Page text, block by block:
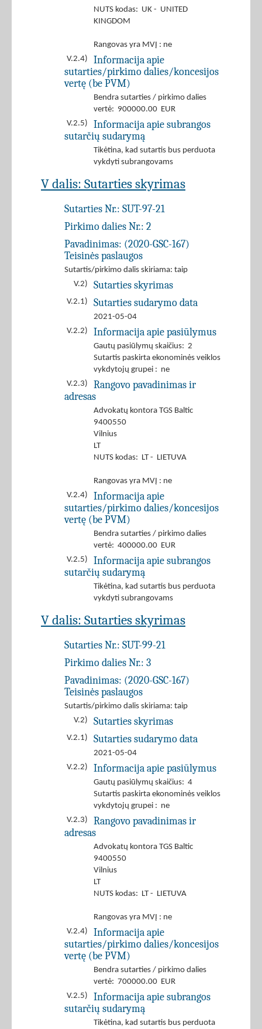
NUTS kodas: UK - UNITED
KINGDOM
Rangovas yra MVĮ : ne
V.2.4)
Informacija apie
sutarties/pirkimo dalies/koncesijos
vertę (be PVM)
Bendra sutarties / pirkimo dalies
vertė: 900000.00 EUR
V.2.5)
Informacija apie subrangos
sutarčių sudarymą
Tikėtina, kad sutartis bus perduota
vykdyti subrangovams
V dalis: Sutarties skyrimas
Sutarties Nr.: SUT-97-21
Pirkimo dalies Nr.: 2
Pavadinimas: (2020-GSC-167)
Teisinės paslaugos
Sutartis/pirkimo dalis skiriama: taip
V.2)
Sutarties skyrimas
V.2.1) Sutarties sudarymo data
2021-05-04
V.2.2)
Informacija apie pasiūlymus
Gautų pasiūlymų skaičius: 2
Sutartis paskirta ekonominės veiklos
vykdytojų grupei : ne
V.2.3)
Rangovo pavadinimas ir
adresas
Advokatų kontora TGS Baltic
9400550
Vilnius
LT
NUTS kodas: LT - LIETUVA
Rangovas yra MVĮ : ne
V.2.4)
Informacija apie
sutarties/pirkimo dalies/koncesijos
vertę (be PVM)
Bendra sutarties / pirkimo dalies
vertė: 400000.00 EUR
V.2.5)
Informacija apie subrangos
sutarčių sudarymą
Tikėtina, kad sutartis bus perduota
vykdyti subrangovams
V dalis: Sutarties skyrimas
Sutarties Nr.: SUT-99-21
Pirkimo dalies Nr.: 3
Pavadinimas: (2020-GSC-167)
Teisinės paslaugos
Sutartis/pirkimo dalis skiriama: taip
V.2)
Sutarties skyrimas
V.2.1) Sutarties sudarymo data
2021-05-04
V.2.2)
Informacija apie pasiūlymus
Gautų pasiūlymų skaičius: 4
Sutartis paskirta ekonominės veiklos
vykdytojų grupei : ne
V.2.3)
Rangovo pavadinimas ir
adresas
Advokatų kontora TGS Baltic
9400550
Vilnius
LT
NUTS kodas: LT - LIETUVA
Rangovas yra MVĮ : ne
V.2.4)
Informacija apie
sutarties/pirkimo dalies/koncesijos
vertę (be PVM)
Bendra sutarties / pirkimo dalies
vertė: 700000.00 EUR
V.2.5)
Informacija apie subrangos
sutarčių sudarymą
Tikėtina, kad sutartis bus perduota